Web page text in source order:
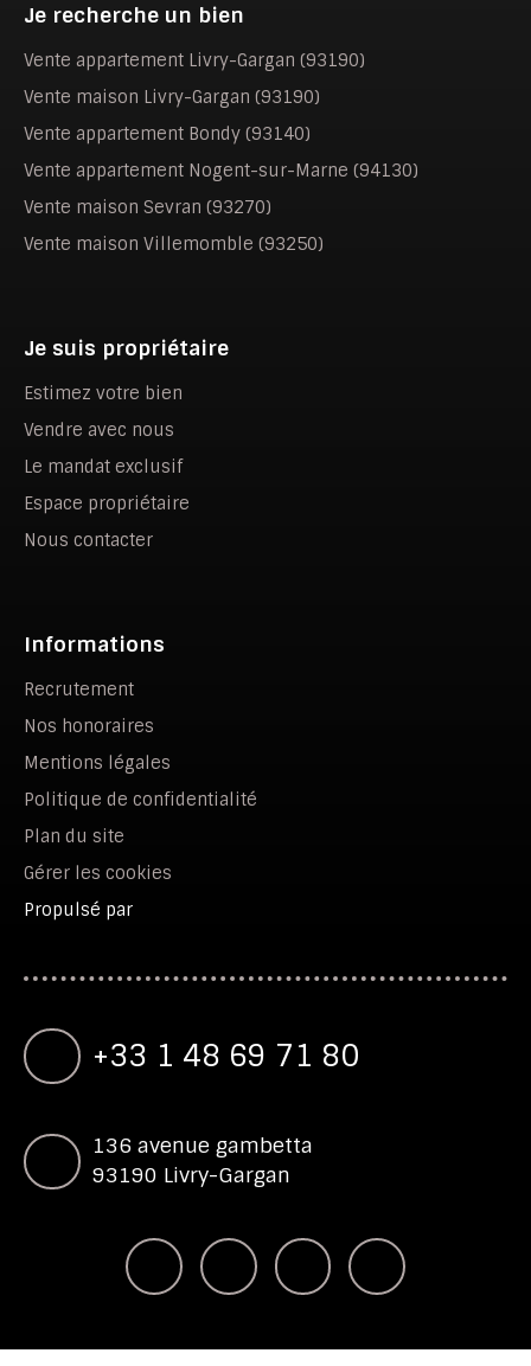
Je recherche un bien
Vente appartement Livry-Gargan (93190)
Vente maison Livry-Gargan (93190)
Vente appartement Bondy (93140)
Vente appartement Nogent-sur-Marne (94130)
Vente maison Sevran (93270)
Vente maison Villemomble (93250)
Je suis propriétaire
Estimez votre bien
Vendre avec nous
Le mandat exclusif
Espace propriétaire
Nous contacter
Informations
Recrutement
Nos honoraires
Mentions légales
Politique de confidentialité
Plan du site
Gérer les cookies
Propulsé par
+33 1 48 69 71 80
136 avenue gambetta
93190 Livry-Gargan